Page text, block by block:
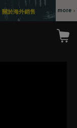
關於海外銷售